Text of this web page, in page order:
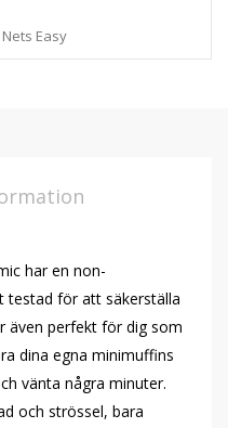
Easy
har en non-
testad för att säkerställa
även perfekt för dig som
dina egna minimuffins
vänta några minuter.
och strössel, bara